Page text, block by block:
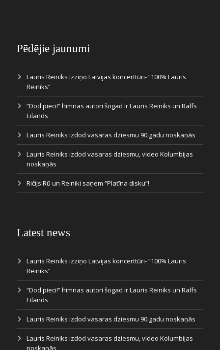
Pēdējie jaunumi
Lauris Reiniks izziņo Latvijas koncerttūri- “100% Lauris
Reiniks”
“Dod pieci!” himnas autori šogad ir Lauris Reiniks un Ralfs
Eilands
Lauris Reiniks izdod vasaras dziesmu 90.gadu noskaņās
Lauris Reiniks izdod vasaras dziesmu, video Kolumbijas
noskaņās
Ričijs Rū un Reiniki saņem “Platīna disku”!
Latest news
Lauris Reiniks izziņo Latvijas koncerttūri- “100% Lauris
Reiniks”
“Dod pieci!” himnas autori šogad ir Lauris Reiniks un Ralfs
Eilands
Lauris Reiniks izdod vasaras dziesmu 90.gadu noskaņās
Lauris Reiniks izdod vasaras dziesmu, video Kolumbijas
noskaņās